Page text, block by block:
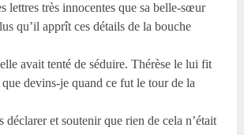
lettres très innocentes que sa belle-sœur
qu’il apprît ces détails de la bouche
avait tenté de séduire. Thérèse le lui fit
devins-je quand ce fut le tour de la
déclarer et soutenir que rien de cela n’était